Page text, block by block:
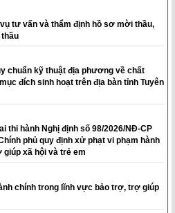
tư vấn và thẩm định hồ sơ mời thầu,
chuẩn kỹ thuật địa phương về chất
đích sinh hoạt trên địa bàn tỉnh Tuyên
thi hành Nghị định số 98/2026/NĐ-CP
phủ quy định xử phạt vi phạm hành
xã hội và trẻ em
chính trong lĩnh vực bảo trợ, trợ giúp